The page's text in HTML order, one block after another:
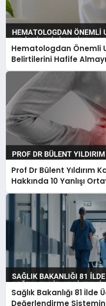
Hematologdan Önemli
Belirtilerini Hafife
Prof Dr Bülent Yıldırım
Hakkında 10 Yanlışı
Sağlık Bakanlığı 81
Değerlendirme